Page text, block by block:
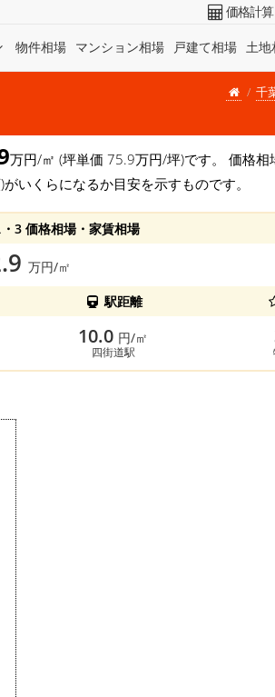
物件相場 マンション相場 戸建て相場 土地
価格計算
千
万円/㎡ (坪単価 75.9万円/坪)です。 価格
いくらになるか目安を示すものです。
3 価格相場・家賃相場
万円/㎡
駅距離
10.0 円/㎡
四街道駅